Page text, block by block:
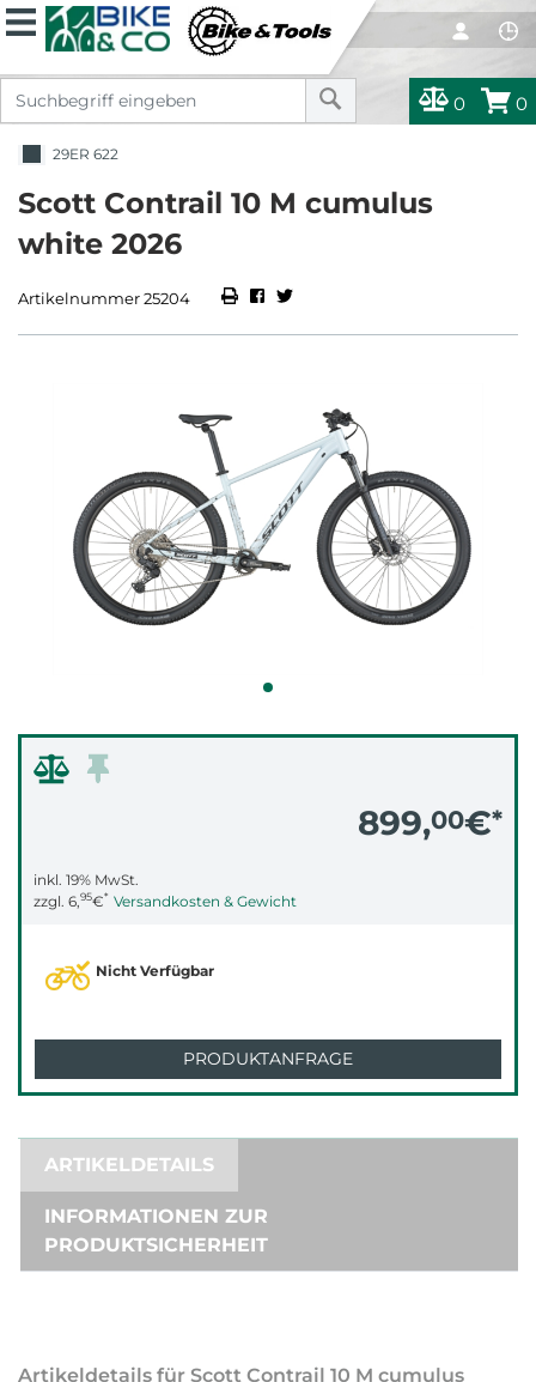
0 0
29ER 622
Scott Contrail 10 M cumulus
white 2026
Artikelnummer 25204
899,00€*
inkl. 19% MwSt.
zzgl. 6,95€* Versandkosten & Gewicht
Nicht Verfügbar
PRODUKTANFRAGE
ARTIKELDETAILS
INFORMATIONEN ZUR
PRODUKTSICHERHEIT
Artikeldetails für Scott Contrail 10 M cumulus